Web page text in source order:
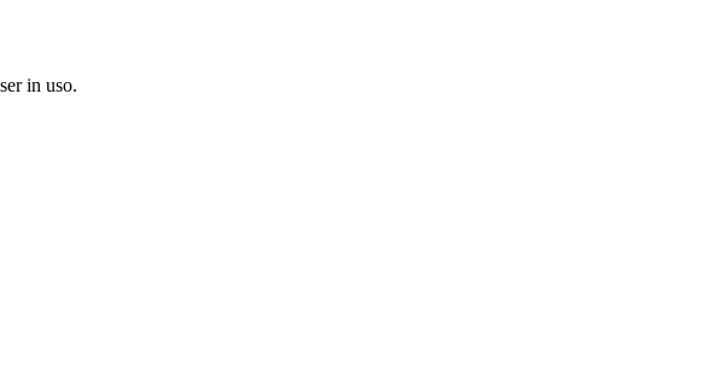
in uso.